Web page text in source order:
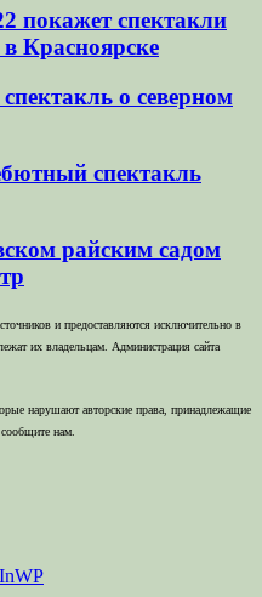
покажет спектакли
Красноярске
о северном
спектакль
райским садом
и предоставляются исключительно в
их владельцам. Администрация сайта
нарушают авторские права, принадлежащие
нам.